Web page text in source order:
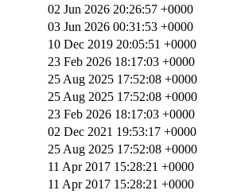
02 Jun 2026 20:26:57 +0000
03 Jun 2026 00:31:53 +0000
10 Dec 2019 20:05:51 +0000
23 Feb 2026 18:17:03 +0000
25 Aug 2025 17:52:08 +0000
25 Aug 2025 17:52:08 +0000
23 Feb 2026 18:17:03 +0000
02 Dec 2021 19:53:17 +0000
25 Aug 2025 17:52:08 +0000
11 Apr 2017 15:28:21 +0000
11 Apr 2017 15:28:21 +0000